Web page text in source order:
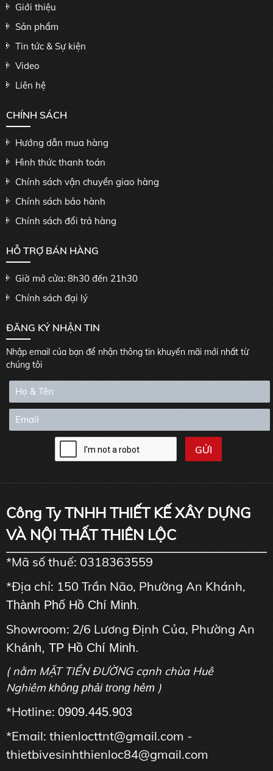
Giới thiệu
Sản phẩm
Tin tức & Sự kiện
Video
Liên hệ
CHÍNH SÁCH
Hướng dẫn mua hàng
Hình thức thanh toán
Chính sách vận chuyển giao hàng
Chính sách bảo hành
Chính sách đổi trả hàng
HỖ TRỢ BÁN HÀNG
Giờ mở cửa: 8h30 đến 21h30
Chính sách đại lý
ĐĂNG KÝ NHẬN TIN
Nhập email của bạn để nhận thông tin khuyến mãi mới nhất từ
chúng tôi
Công Ty TNHH THIẾT KẾ XÂY DỰNG
VÀ NỘI THẤT THIÊN LỘC
*Mã số thuế: 0318363559
*Địa chỉ: 150 Trần Não, Phường An Khánh,
Thành Phố Hồ Chí Minh.
Showroom: 2/6 Lương Định Của, Phường An
Khánh, TP Hồ Chí Minh.
( nằm MẶT TIỀN ĐƯỜNG cạnh chùa Huê
Nghiêm không phải trong hẻm )
*Hotline: 0909.445.903
*Email: thienlocttnt@gmail.com -
thietbivesinhthienloc84@gmail.com